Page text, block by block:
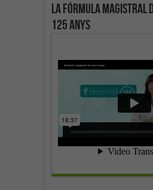
La fórmula magistral
125 anys